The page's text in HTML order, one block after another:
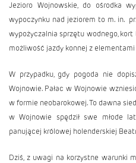
Jezioro Wojnowskie, do ośrodka
wypoczynku nad jeziorem to m. in.
wypożyczalnia sprzętu wodnego,
możliwość jazdy konnej z
W przypadku, gdy pogoda nie
Wojnowie. Pałac w Wojnowie
w formie neobarokowej. To dawna
w Wojnowie spędził swe młode
panującej królowej holenderskiej
Dziś, z uwagi na korzystne warunki